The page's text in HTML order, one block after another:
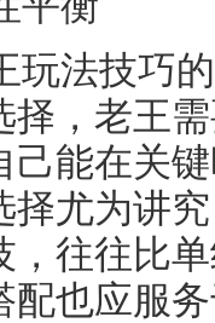
玩法技巧
择，老王
己能在关
择尤为讲
，往往比
配也应服